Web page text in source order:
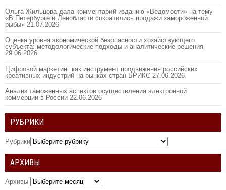
Ольга Жильцова дала комментарий изданию «Ведомости» на тему
«В Петербурге и Ленобласти сократились продажи замороженной
рыбы» 21.07.2026
Оценка уровня экономической безопасности хозяйствующего
субъекта: методологические подходы и аналитические решения
29.06.2026
Цифровой маркетинг как инструмент продвижения российских
креативных индустрий на рынках стран БРИКС 27.06.2026
Анализ таможенных аспектов осуществления электронной
коммерции в России 22.06.2026
РУБРИКИ
Рубрики
АРХИВЫ
Архивы